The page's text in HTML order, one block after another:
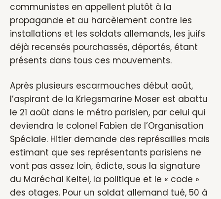
communistes en appellent plutôt à la
propagande et au harcèlement contre les
installations et les soldats allemands, les juifs
déjà recensés pourchassés, déportés, étant
présents dans tous ces mouvements.
Après plusieurs escarmouches début août,
l’aspirant de la Kriegsmarine Moser est abattu
le 21 août dans le métro parisien, par celui qui
deviendra le colonel Fabien de l’Organisation
Spéciale. Hitler demande des représailles mais
estimant que ses représentants parisiens ne
vont pas assez loin, édicte, sous la signature
du Maréchal Keitel, la politique et le « code »
des otages. Pour un soldat allemand tué, 50 à